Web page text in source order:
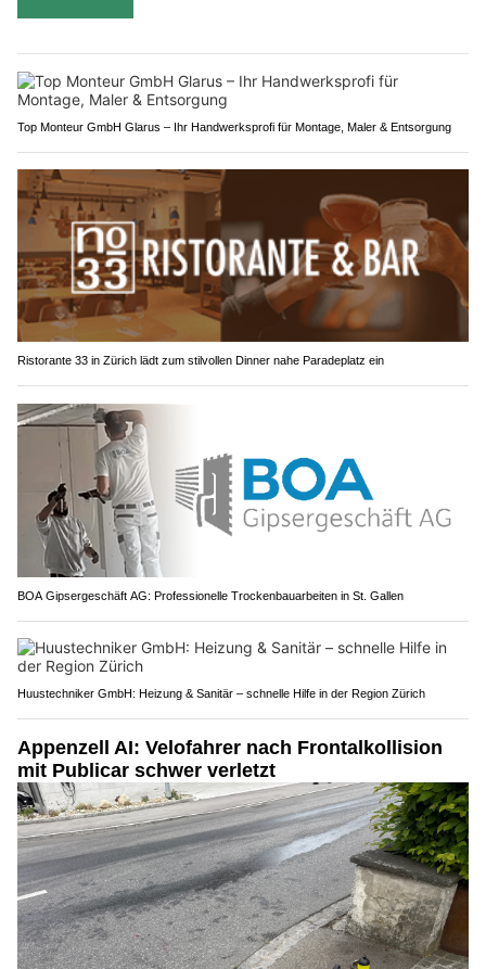
Top Monteur GmbH Glarus – Ihr Handwerksprofi für Montage, Maler & Entsorgung
Ristorante 33 in Zürich lädt zum stilvollen Dinner nahe Paradeplatz ein
BOA Gipsergeschäft AG: Professionelle Trockenbauarbeiten in St. Gallen
Huustechniker GmbH: Heizung & Sanitär – schnelle Hilfe in der Region Zürich
Appenzell AI: Velofahrer nach Frontalkollision
mit Publicar schwer verletzt